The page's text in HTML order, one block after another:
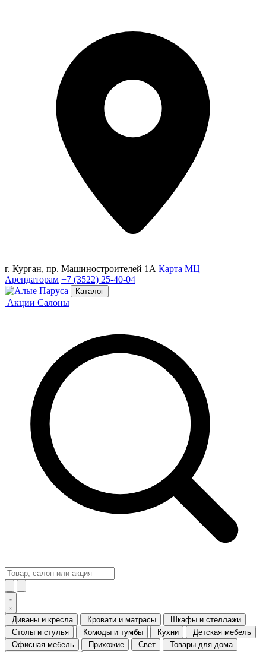
г. Курган, пр. Машиностроителей 1А Карта МЦ
Арендаторам +7 (3522) 25-40-04
Каталог
Акции Салоны
Диваны и кресла Кровати и матрасы
Шкафы и стеллажи
Столы и стулья
Комоды и тумбы Кухни
Детская мебель
Офисная мебель
Прихожие Свет
Товары для дома